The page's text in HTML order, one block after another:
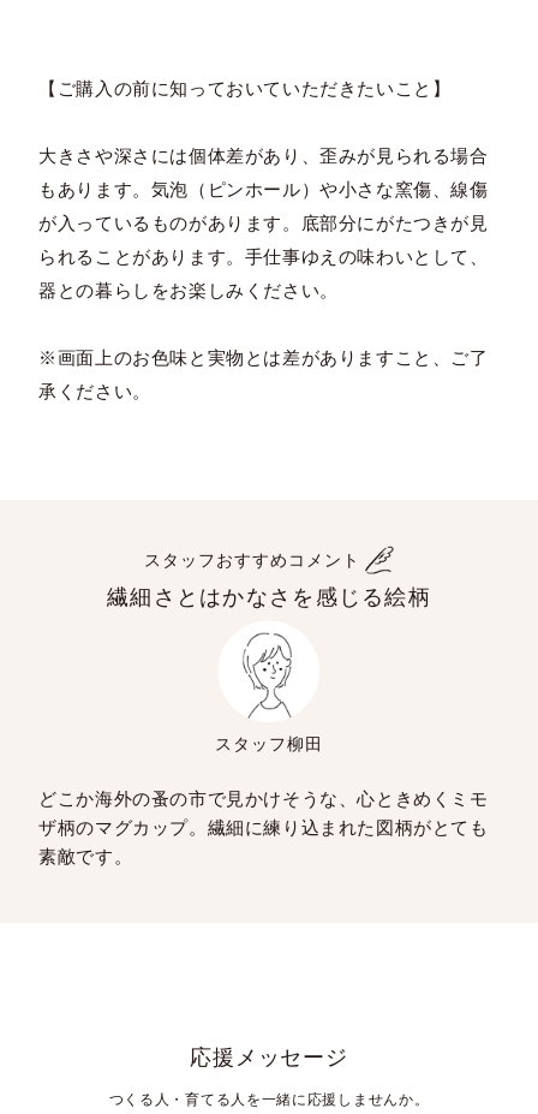
【ご購入の前に知っておいていただきたいこと】
大きさや深さには個体差があり、歪みが見られる場合
もあります。気泡（ピンホール）や小さな窯傷、線傷
が入っているものがあります。底部分にがたつきが見
られることがあります。手仕事ゆえの味わいとして、
器との暮らしをお楽しみください。
※画面上のお色味と実物とは差がありますこと、ご了
承ください。
スタッフおすすめコメント
繊細さとはかなさを感じる絵柄
スタッフ柳田
どこか海外の蚤の市で見かけそうな、心ときめくミモ
ザ柄のマグカップ。繊細に練り込まれた図柄がとても
素敵です。
応援メッセージ
つくる人・育てる人を一緒に応援しませんか。